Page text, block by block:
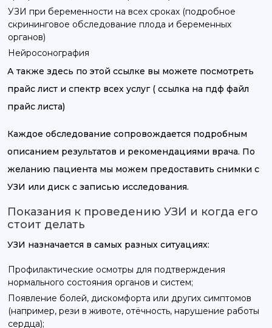
УЗИ при беременности на всех сроках (подробное
скрининговое обследование плода и беременных
органов)
Нейросонография
А также здесь по этой ссылке вы можете посмотреть
прайс лист и спектр всех услуг ( ссылка на пдф файл
прайс листа)
Каждое обследование сопровождается подробным
описанием результатов и рекомендациями врача. По
желанию пациента мы можем предоставить снимки с
УЗИ или диск с записью исследования.
Показания к проведению УЗИ и когда его
стоит делать
УЗИ назначается в самых разных ситуациях:
Профилактические осмотры для подтверждения
нормального состояния органов и систем;
Появление болей, дискомфорта или других симптомов
(например, рези в животе, отёчность, нарушение работы
сердца);